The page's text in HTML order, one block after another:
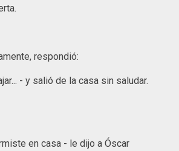
respondió:
- y salió de la casa sin saludar.
en casa - le dijo a Óscar